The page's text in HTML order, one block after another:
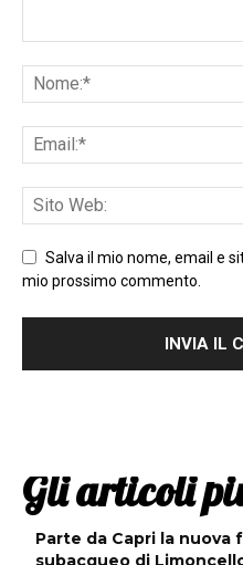
Salva il mio nome, email e
mio prossimo commento.
Gli articoli
Parte da Capri la nuova
subacqueo di